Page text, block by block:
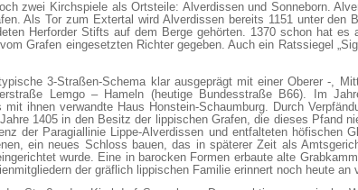
zwei Kirchspiele als Ortsteile: Alverdissen und Sonneborn.
Als Tor zum Extertal wird Alverdissen bereits 1151 unter den
Herforder Stifts auf dem Berge gehörten. 1370 schon hat es
Grafen eingesetzten Richter gegeben. Auch ein Ratssiegel
3-Straßen-Schema klar ausgeprägt mit einer Oberer -,
Lemgo – Hameln (heutige Bundesstraße B66). Im
ihnen verwandte Haus Honstein-Schaumburg. Durch
1405 in den Besitz der lippischen Grafen, die dieses Pfand
der Paragiallinie Lippe-Alverdissen und entfalteten höfischen
ein neues Schloss bauen, das in späterer Zeit als
wurde. Eine in barocken Formen erbaute alte
der gräflich lippischen Familie erinnert noch heute an